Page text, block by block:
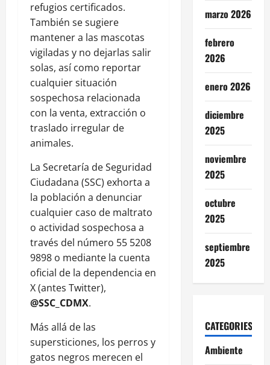
refugios certificados.
También se sugiere
mantener a las mascotas
vigiladas y no dejarlas salir
solas, así como reportar
cualquier situación
sospechosa relacionada
con la venta, extracción o
traslado irregular de
animales.
La Secretaría de Seguridad
Ciudadana (SSC) exhorta a
la población a denunciar
cualquier caso de maltrato
o actividad sospechosa a
través del número 55 5208
9898 o mediante la cuenta
oficial de la dependencia en
X (antes Twitter),
@SSC_CDMX.
Más allá de las
supersticiones, los perros y
gatos negros merecen el
marzo 2026
febrero
2026
enero 2026
diciembre
2025
noviembre
2025
octubre
2025
septiembre
2025
CATEGORIES
Ambiente